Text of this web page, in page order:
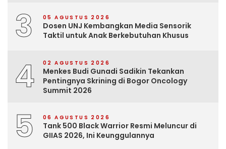
3 05 AGUSTUS 2026
Dosen UNJ Kembangkan Media Sensorik
Taktil untuk Anak Berkebutuhan Khusus
4 02 AGUSTUS 2026
Menkes Budi Gunadi Sadikin Tekankan
Pentingnya Skrining di Bogor Oncology
Summit 2026
5 06 AGUSTUS 2026
Tank 500 Black Warrior Resmi Meluncur di
GIIAS 2026, Ini Keunggulannya